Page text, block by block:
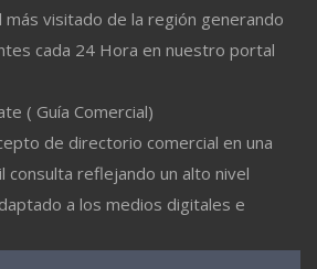
más visitado de la región generando
cada 24 Hora en nuestro portal
( Guía Comercial)
de directorio comercial en una
consulta reflejando un alto nivel
a los medios digitales e